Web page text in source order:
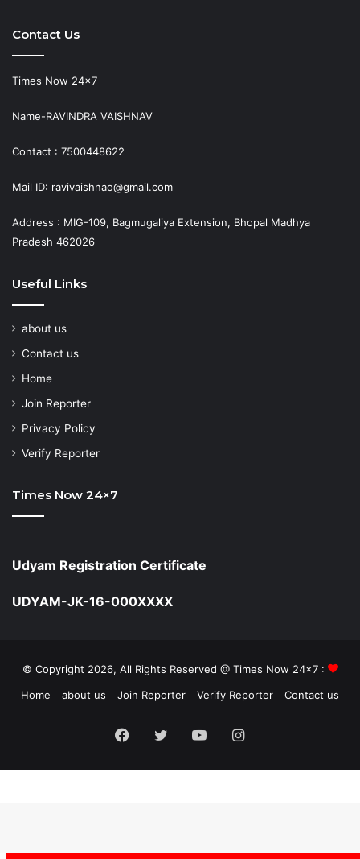
Contact Us
Times Now 24×7
Name-RAVINDRA VAISHNAV
Contact : 7500448622
Mail ID: ravivaishnao@gmail.com
Address : MIG-109, Bagmugaliya Extension, Bhopal Madhya
Pradesh 462026
Useful Links
about us
Contact us
Home
Join Reporter
Privacy Policy
Verify Reporter
Times Now 24×7
Udyam Registration Certificate
UDYAM-JK-16-000XXXX
© Copyright 2026, All Rights Reserved @ Times Now 24x7 :
Home
about us Join Reporter Verify Reporter Contact us
Facebook
TwitterYouTubeInstagram